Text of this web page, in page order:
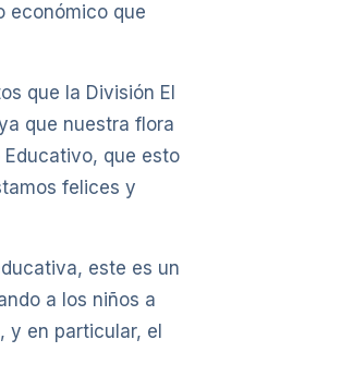
económico que
que la División El
que nuestra flora
que esto
felices y
este es un
a los niños a
en particular, el